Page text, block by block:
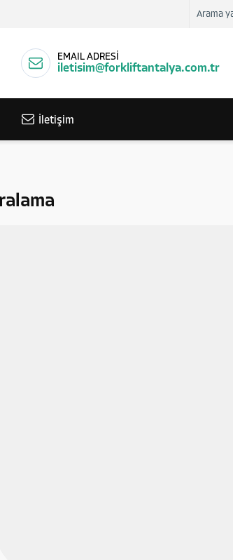
EMAIL ADRESİ
iletisim@forkliftantalya.com.tr
İletişim